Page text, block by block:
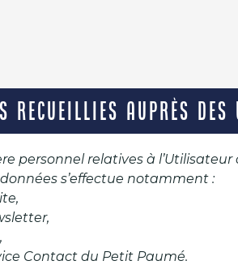
RECUEILLIES AUPRÈS
personnel relatives à
s’effectue notamment :
Contact du Petit Paumé.